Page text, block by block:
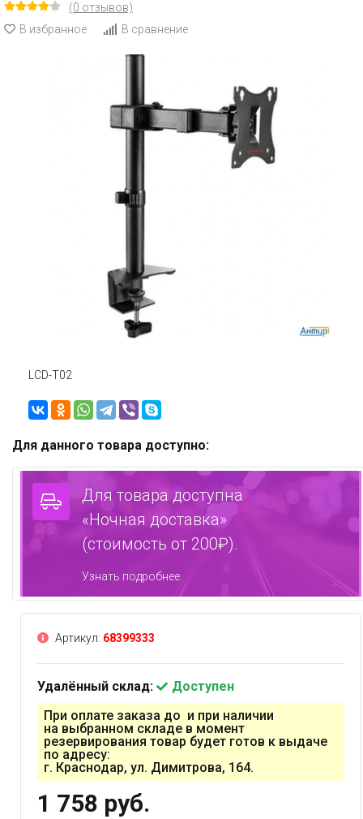
(0 отзывов)
В избранное
В сравнение
LCD-T02
Для данного товара доступно:
Для товара доступна
«Ночная доставка»
(стоимость от 200₽).
Узнать подробнее.
Артикул: 68399333
Удалённый склад:
Доступен
При оплате заказа до и при наличии
на выбранном складе в момент
резервирования товар будет готов к выдаче
по адресу:
г. Краснодар, ул. Димитрова, 164.
1 758 руб.